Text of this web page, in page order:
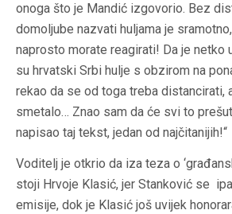
onoga što je Mandić izgovorio. Bez
domoljube nazvati huljama je
naprosto morate reagirati! Da je netko
su hrvatski Srbi hulje s obzirom na
rekao da se od toga treba distancirati,
smetalo… Znao sam da će svi to
napisao taj tekst, jedan od najčitanijih!“
Voditelj je otkrio da iza teza o
stoji Hrvoje Klasić, jer Stanković se
emisije, dok je Klasić još uvijek